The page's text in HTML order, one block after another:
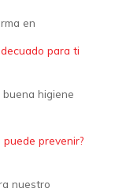
en
para ti
higiene
prevenir?
nuestro